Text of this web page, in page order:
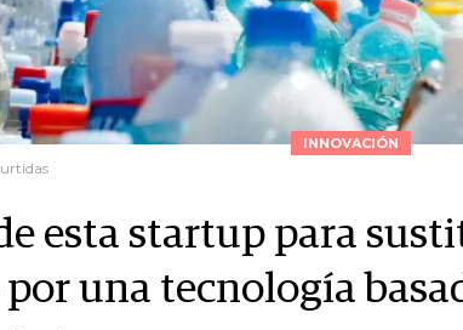
INNOVACIÓN
esta startup para
una tecnología